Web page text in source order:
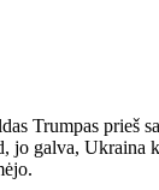
Trumpas prieš
jo galva, Ukraina